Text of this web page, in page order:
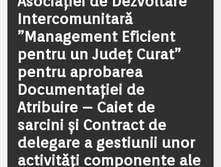
Intercomunitară
”Management Eficient
pentru un Județ Curat”
pentru aprobarea
Documentației de
Atribuire – Caiet de
sarcini și Contract de
delegare a gestiunii unor
activităţi componente ale